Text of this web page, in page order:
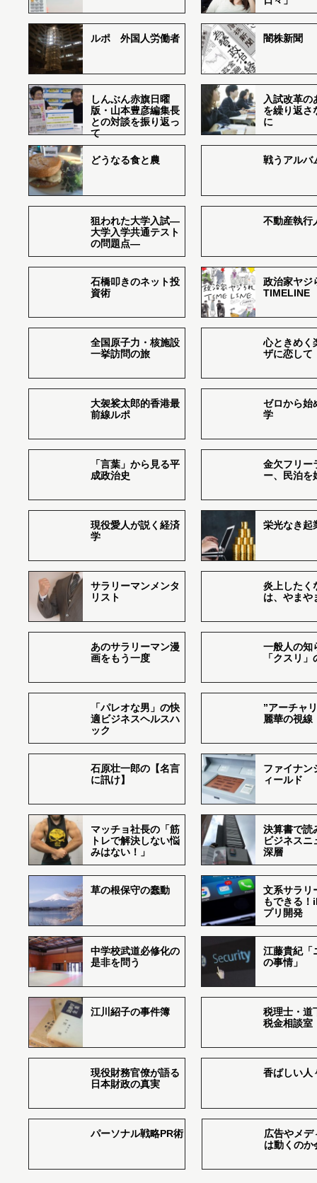
ルポ 外国人労働者 闇株新聞
しんぶん赤旗日曜
版・山本豊彦編集長
との対談を振り返っ
て
入試改革の
を繰り返さ
に
どうなる食と農 戦うアルバ
狙われた大学入試―
大学入学共通テスト
の問題点―
不動産執行
石橋叩きのネット投
資術
政治家ヤジ
TIMELINE
全国原子力・核施設
一挙訪問の旅
心ときめく
ザに恋して
大袈裟太郎的香港最
前線ルポ
ゼロから始
学
「言葉」から見る平
成政治史
金欠フリー
ー、民泊を
現役愛人が説く経済
学
栄光なき起
サラリーマンメンタ
リスト
炎上したく
は、やまや
あのサラリーマン漫
画をもう一度
一般人の知
「クスリ
「パレオな男」の快
適ビジネスヘルスハ
ック
”アーチャ
麗華の視線
石原壮一郎の【名言
に訊け】
ファイナン
ィールド
マッチョ社長の「筋
トレで解決しない悩
みはない！」
決算書で読
ビジネスニ
深層
草の根保守の蠢動
文系サラリ
もできる
プリ開発
中学校武道必修化の
是非を問う
江藤貴紀「
の事情」
江川紹子の事件簿
税理士・道
税金相談室
現役財務官僚が語る
日本財政の真実
香ばしい
パーソナル戦略PR術
広告やメデ
は動くのか